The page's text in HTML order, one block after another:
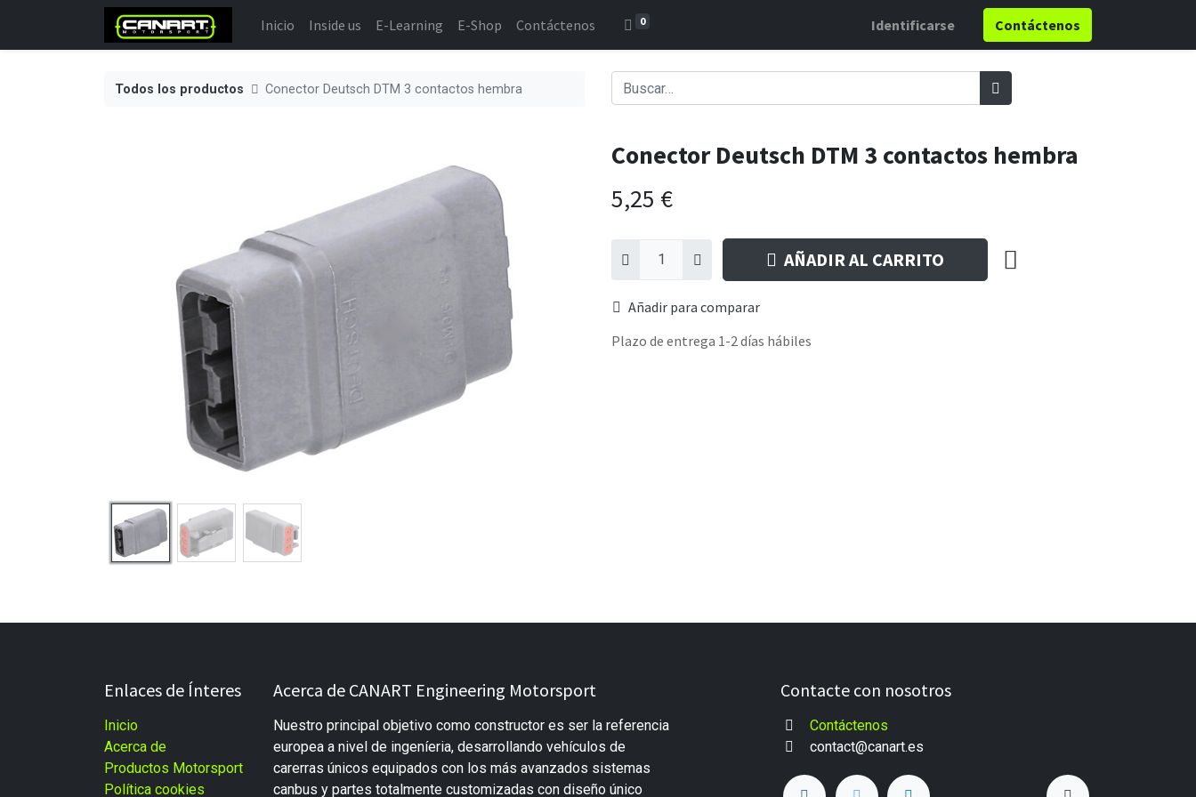
Inicio Inside us E-Learning E-Shop Contáctenos 0 Identificarse Contáctenos
Todos los productos Conector Deutsch DTM 3 contactos hembra
Conector Deutsch DTM 3 contactos hembra
5,25 €
AÑADIR AL CARRITO
Añadir para comparar
Plazo de entrega 1-2 días hábiles
Enlaces de Ínteres
Inicio
Acerca de
Productos Motorsport
Política cookies
Acerca de CANART Engineering Motorsport
Nuestro principal objetivo como constructor es ser la referencia
europea a nivel de ingeníeria, desarrollando vehículos de
carerras únicos equipados con los más avanzados sistemas
canbus y partes totalmente customizadas con diseño único
Contacte con nosotros
Contáctenos
contact@canart.es